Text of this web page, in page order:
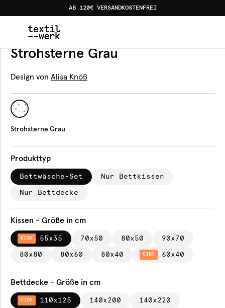
AB 120€ VERSANDKOSTENFREI
Produkte Bettwäsche Strohsterne Grau
Bettwäsche
Strohsterne Grau
Design von Alisa Knöß
Strohsterne Grau
Produkttyp
Bettwäsche-Set Nur Bettkissen
Nur Bettdecke
Kissen - Größe in cm
KIDS 55x35 70x50 80x50 90x70
80x80 80x60 80x40 KIDS 60x40
Bettdecke - Größe in cm
KIDS 110x125 140x200 140x220